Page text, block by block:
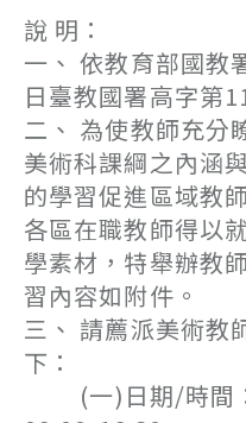
說 明：
一、 依教育部國教
日臺教國署高字第
二、 為使教師充分
美術科課綱之內涵
的學習促進區域教
各區在職教師得以
學素材，特舉辦教
習內容如附件。
三、 請薦派美術教
下：
(一)日期/時間